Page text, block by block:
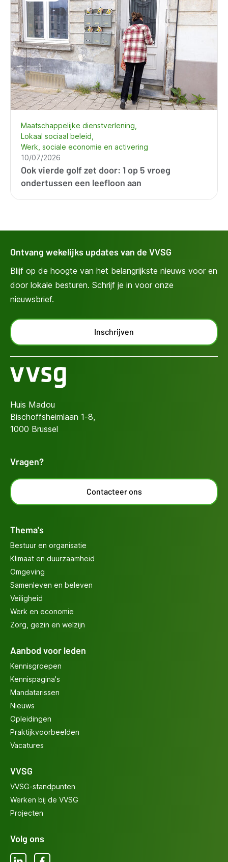
Ook vierde golf zet door: 1 op 5 vroeg
ondertussen een leefloon aan
Maatschappelijke dienstverlening
Lokaal sociaal beleid
Werk, sociale economie en activering
10/07/2026
Ontvang wekelijks updates van de VVSG
Blijf op de hoogte van het belangrijkste nieuws voor en
door lokale besturen. Schrijf je in voor onze
nieuwsbrief.
Inschrijven
Huis Madou
Bischoffsheimlaan 1-8,
1000 Brussel
Vragen?
Contacteer ons
Thema's
Bestuur en organisatie
Klimaat en duurzaamheid
Omgeving
Samenleven en beleven
Veiligheid
Werk en economie
Zorg, gezin en welzijn
Aanbod voor leden
Kennisgroepen
Kennispagina's
Mandatarissen
Nieuws
Opleidingen
Praktijkvoorbeelden
Vacatures
VVSG
VVSG-standpunten
Werken bij de VVSG
Projecten
Volg ons